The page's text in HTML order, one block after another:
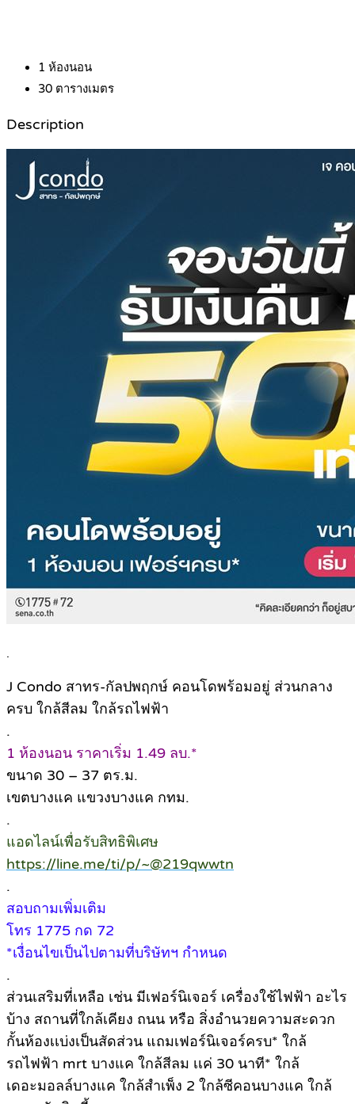
1 ห้องนอน
30 ตารางเมตร
Description
.
J Condo สาทร-กัลปพฤกษ์ คอนโดพร้อมอยู่ ส่วนกลาง
ครบ ใกล้สีลม ใกล้รถไฟฟ้า
.
1 ห้องนอน ราคาเริ่ม 1.49 ลบ.*
ขนาด 30 – 37 ตร.ม.
เขตบางแค แขวงบางแค กทม.
.
แอดไลน์เพื่อรับสิทธิพิเศษ
https://line.me/ti/p/~@219qwwtn
.
สอบถามเพิ่มเติม
โทร 1775 กด 72
*เงื่อนไขเป็นไปตามที่บริษัทฯ กำหนด
.
ส่วนเสริมที่เหลือ เช่น มีเฟอร์นิเจอร์ เครื่องใช้ไฟฟ้า อะไร
บ้าง สถานที่ใกล้เคียง ถนน หรือ สิ่งอำนวยความสะดวก
กั้นห้องเเบ่งเป็นสัดส่วน แถมเฟอร์นิเจอร์ครบ* ใกล้
รถไฟฟ้า mrt บางแค ใกล้สีลม เเค่ 30 นาที* ใกล้
เดอะมอลล์บางแค ใกล้สำเพ็ง 2 ใกล้ซีคอนบางแค ใกล้